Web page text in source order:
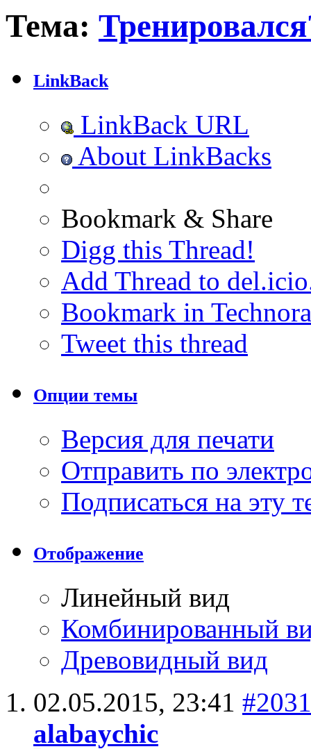
Тема:
LinkBack
LinkBack URL
About LinkBacks
Bookmark & Share
Digg this Thread!
Add Thread to
Bookmark in
Tweet this thread
Опции темы
Версия для печати
Отправить по
Подписаться на эту
Отображение
Линейный вид
Комбинированный
Древовидный вид
02.05.2015, 23:41 #2031
alabaychic